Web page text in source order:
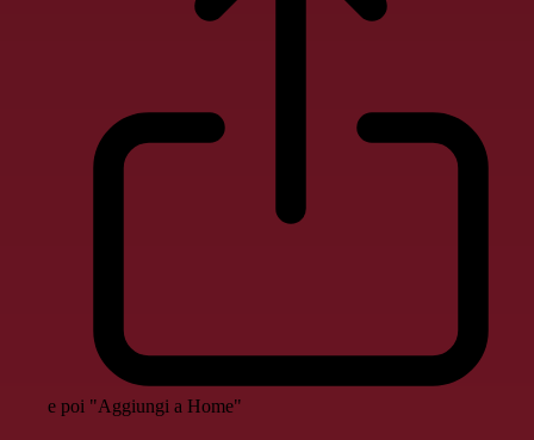
e poi "Aggiungi a Home"